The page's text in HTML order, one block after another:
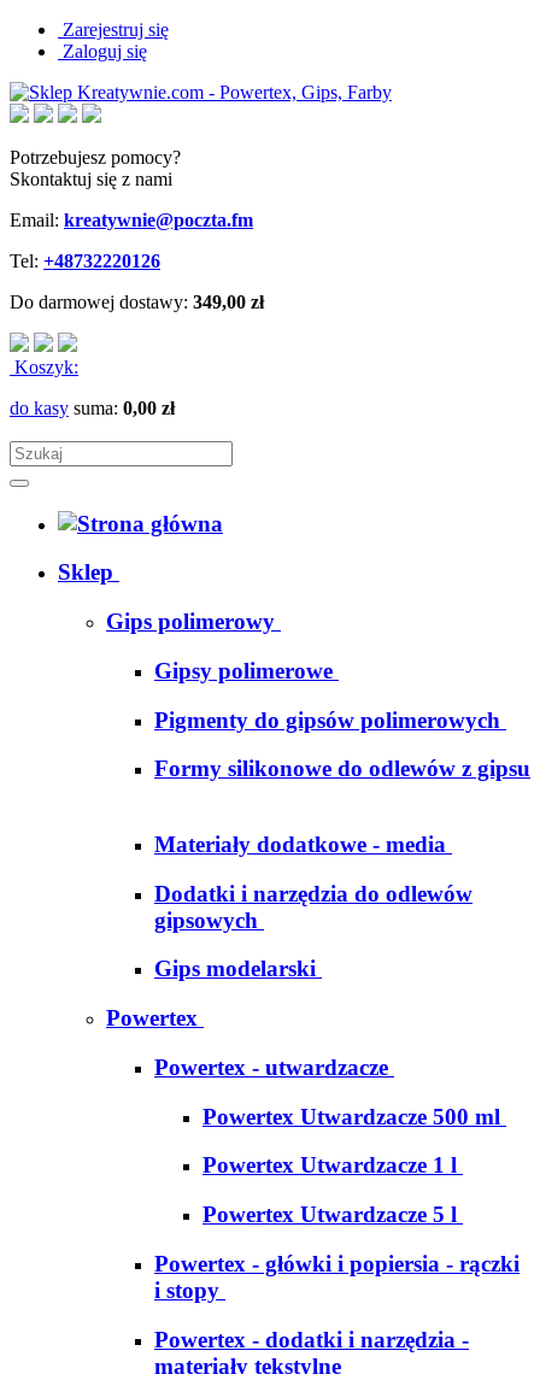
Zarejestruj się
Zaloguj się
Potrzebujesz pomocy?
Skontaktuj się z nami
Email: kreatywnie@poczta.fm
Tel: +48732220126
Do darmowej dostawy: 349,00 zł
Koszyk:
do kasy suma: 0,00 zł
Sklep
Gips polimerowy
Gipsy polimerowe
Pigmenty do gipsów polimerowych
Formy silikonowe do odlewów z gipsu
Materiały dodatkowe - media
Dodatki i narzędzia do odlewów
gipsowych
Gips modelarski
Powertex
Powertex - utwardzacze
Powertex Utwardzacze 500 ml
Powertex Utwardzacze 1 l
Powertex Utwardzacze 5 l
Powertex - główki i popiersia - rączki
i stopy
Powertex - dodatki i narzędzia -
materiały tekstylne